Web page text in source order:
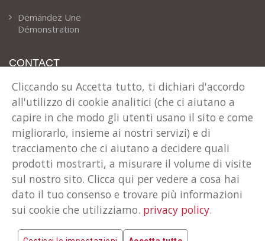
Demandez Une
Démonstration
CONTACT
Notre Adresse
Via T. Claudio 41 Cles (TN) Italie
Téléphone
+39 0463 600024
E-Mail
info@rent-all.it
COPYRIGHT © 2026 TECNOSOFT INFORMATICA S.R.L.
Cliccando su Accetta tutto, ti dichiari d'accordo
all'utilizzo di cookie analitici (che ci aiutano a
capire in che modo gli utenti usano il sito e come
migliorarlo, insieme ai nostri servizi) e di
tracciamento che ci aiutano a decidere quali
prodotti mostrarti, a misurare il volume di visite
sul nostro sito. Clicca qui per vedere a cosa hai
dato il tuo consenso e trovare più informazioni
sui cookie che utilizziamo. privacy policy.